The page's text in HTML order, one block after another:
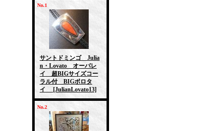
No.1
サントドミンゴ Julia
n・Lovato オーバレ
イ 超BIGサイズコー
ラル付 BIGボロタ
イ
[JulianLovato13]
No.2